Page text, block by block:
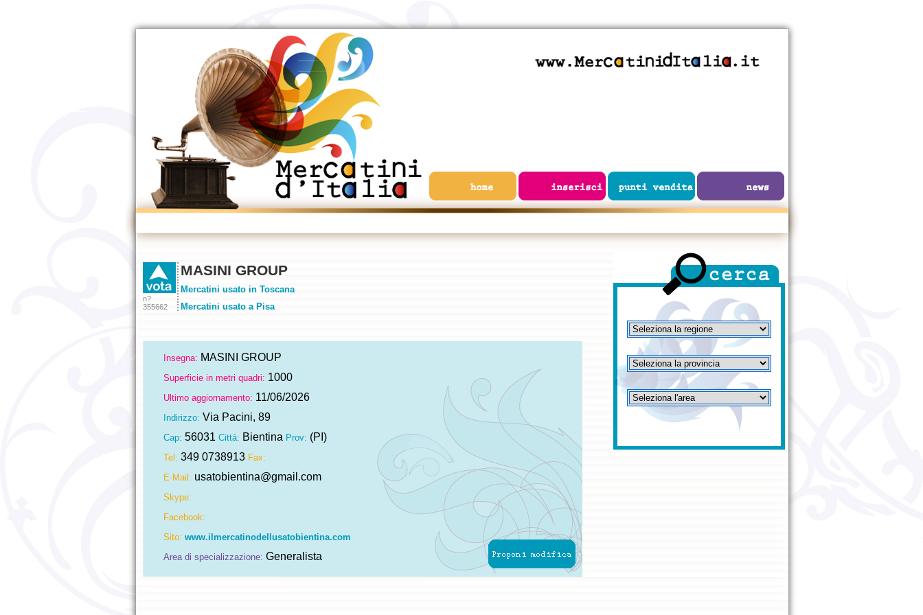
n?
355662
MASINI GROUP
Mercatini usato in Toscana
Mercatini usato a Pisa
Insegna: MASINI GROUP
Superficie in metri quadri: 1000
Ultimo aggiornamento: 11/06/2026
Indirizzo: Via Pacini, 89
Cap: 56031 Cittá: Bientina Prov: (PI)
Tel: 349 0738913 Fax:
E-Mail: usatobientina@gmail.com
Skype:
Facebook:
Sito: www.ilmercatinodellusatobientina.com
Area di specializzazione: Generalista